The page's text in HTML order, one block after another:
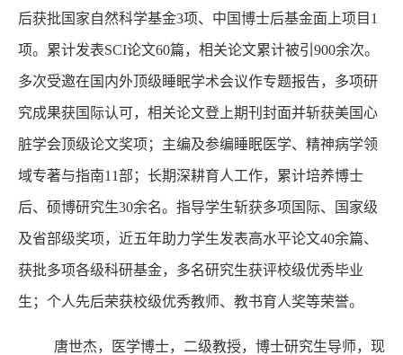
后获批国家自然科学基金3项、中国博士后基金面上项目1
项。累计发表SCI论文60篇，相关论文累计被引900余次。
多次受邀在国内外顶级睡眠学术会议作专题报告，多项研
究成果获国际认可，相关论文登上期刊封面并斩获美国心
脏学会顶级论文奖项；主编及参编睡眠医学、精神病学领
域专著与指南11部；长期深耕育人工作，累计培养博士
后、硕博研究生30余名。指导学生斩获多项国际、国家级
及省部级奖项，近五年助力学生发表高水平论文40余篇、
获批多项各级科研基金，多名研究生获评校级优秀毕业
生；个人先后荣获校级优秀教师、教书育人奖等荣誉。
唐世杰，医学博士，二级教授，博士研究生导师，现